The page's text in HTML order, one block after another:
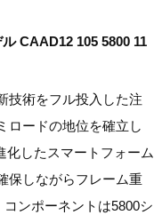
CAAD12 105 5800 11
技術をフル投入した注
ロードの地位を確立し
化したスマートフォーム
保しながらフレーム重
ンポーネントは5800シ